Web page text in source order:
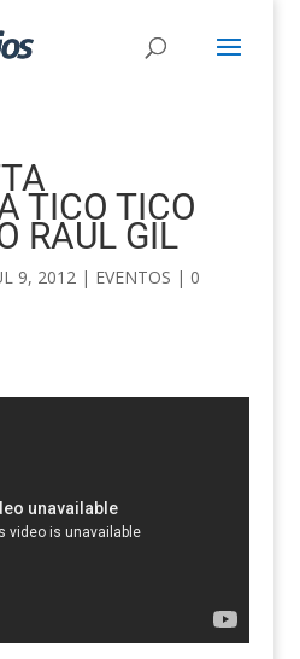
TICO TICO
RAUL GIL
9, 2012| EVENTOS | 0